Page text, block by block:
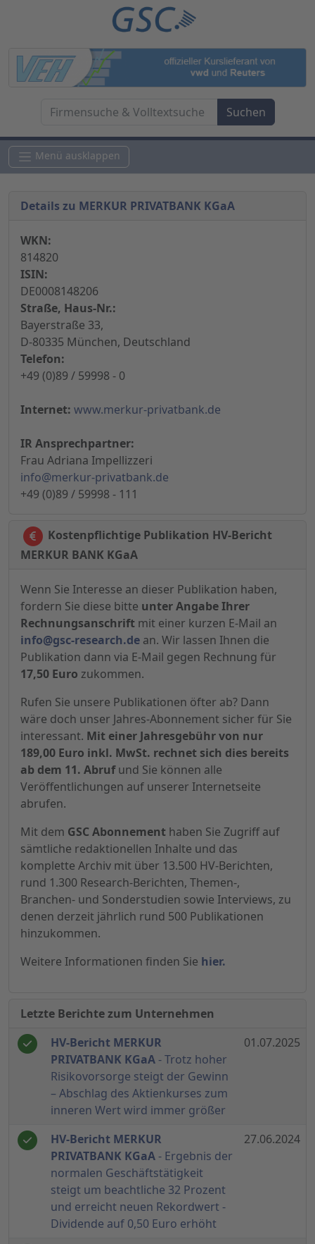
Menü ausklappen
Details zu MERKUR PRIVATBANK KGaA
WKN:
814820
ISIN:
DE0008148206
Straße, Haus-Nr.:
Bayerstraße 33,
D-80335 München, Deutschland
Telefon:
+49 (0)89 / 59998 - 0
Internet: www.merkur-privatbank.de
IR Ansprechpartner:
Frau Adriana Impellizzeri
info@merkur-privatbank.de
+49 (0)89 / 59998 - 111
Kostenpflichtige Publikation HV-Bericht
MERKUR BANK KGaA
Wenn Sie Interesse an dieser Publikation haben,
fordern Sie diese bitte unter Angabe Ihrer
Rechnungsanschrift mit einer kurzen E-Mail an
info@gsc-research.de an. Wir lassen Ihnen die
Publikation dann via E-Mail gegen Rechnung für
17,50 Euro zukommen.
Rufen Sie unsere Publikationen öfter ab? Dann
wäre doch unser Jahres-Abonnement sicher für Sie
interessant. Mit einer Jahresgebühr von nur
189,00 Euro inkl. MwSt. rechnet sich dies bereits
ab dem 11. Abrufund Sie können alle
Veröffentlichungen auf unserer Internetseite
abrufen.
Mit dem GSC Abonnement haben Sie Zugriff auf
sämtliche redaktionellen Inhalte und das
komplette Archiv mit über 13.500 HV-Berichten,
rund 1.300 Research-Berichten, Themen-,
Branchen- und Sonderstudien sowie Interviews, zu
denen derzeit jährlich rund 500 Publikationen
hinzukommen.
Weitere Informationen finden Sie hier.
Letzte Berichte zum Unternehmen
HV-Bericht MERKUR
PRIVATBANK KGaA - Trotz hoher
Risikovorsorge steigt der Gewinn
– Abschlag des Aktienkurses zum
inneren Wert wird immer größer
01.07.2025
HV-Bericht MERKUR
PRIVATBANK KGaA- Ergebnis der
normalen Geschäftstätigkeit
steigt um beachtliche 32 Prozent
und erreicht neuen Rekordwert -
Dividende auf 0,50 Euro erhöht
27.06.2024